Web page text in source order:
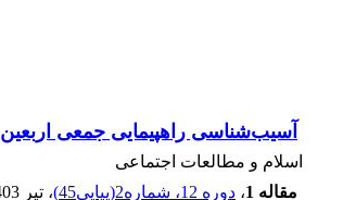
آسیب‌شناسی راهپیمایی جمعی اربعین
اسلام و مطالعات اجتماعی
مقاله 1
، دوره 12، شماره2(پیاپی45) ، تیر 1403